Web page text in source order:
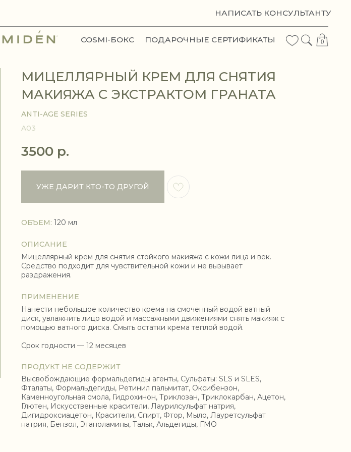
ПОДАРОЧНЫЕ СЕРТИФИКАТЫ
МИЦЕЛЛЯРНЫЙ КРЕМ ДЛЯ СНЯТИЯ
МАКИЯЖА С ЭКСТРАКТОМ ГРАНАТА
ANTI-AGE SERIES
A03
3500 р.
ОБЪЕМ: 120 мл
ОПИСАНИЕ
Мицеллярный крем для снятия стойкого макияжа с кожи лица и век.
Средство подходит для чувствительной кожи и не вызывает
раздражения.
ПРИМЕНЕНИЕ
Нанести небольшое количество крема на смоченный водой ватный
диск, увлажнить лицо водой и массажными движениями снять макияж с
помощью ватного диска. Смыть остатки крема теплой водой.
Срок годности — 12 месяцев
ПРОДУКТ НЕ СОДЕРЖИТ
Высвобождающие формальдегиды агенты, Сульфаты: SLS и SLES,
Фталаты, Формальдегиды, Ретинил пальмитат, Оксибензон,
Каменноугольная смола, Гидрохинон, Триклозан, Триклокарбан, Ацетон,
Глютен, Искусственные красители, Лаурилсульфат натрия,
Дигидроксиацетон, Красители, Спирт, Фтор, Мыло, Лауретсульфат
натрия, Бензол, Этаноламины, Тальк, Альдегиды, ГМО
СОСТАВ